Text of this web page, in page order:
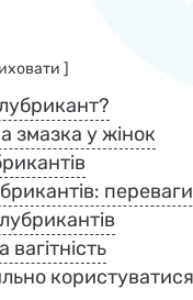
]
змазка у жінок